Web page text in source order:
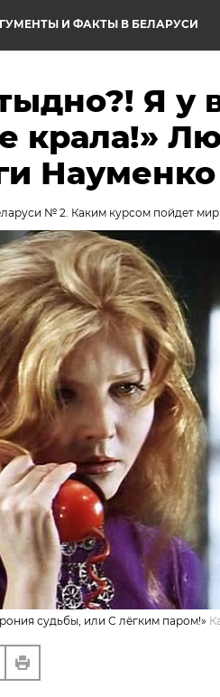
И ФАКТЫ В БЕЛАРУСИ
Я у
крала!»
Науменко
№ 2. Каким курсом пойдет мир
судьбы, или С лёгким паром!»